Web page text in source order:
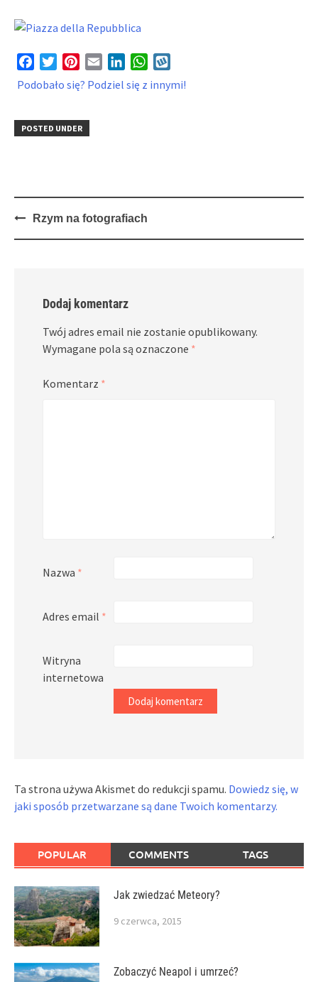
FacebookTwitterPinterest
Email LinkedInWhatsApp
Podobało się? Podziel się z innymi!
POSTED UNDER
PostRzym na fotografiach
Dodaj komentarz
Twój adres email nie zostanie opublikowany.
Wymagane pola są oznaczone *
Komentarz *
Nazwa *
Adres email *
Witryna
internetowa
Ta strona używa Akismet do redukcji spamu. Dowiedz się, w
jaki sposób przetwarzane są dane Twoich komentarzy.
POPULAR COMMENTS TAGS
Jak zwiedzać Meteory?
9 czerwca, 2015
Zobaczyć Neapol i umrzeć?